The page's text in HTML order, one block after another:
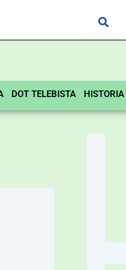
DOT TELEBISTA HISTORIA